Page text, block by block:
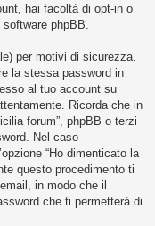
hai facoltà di opt-in o
phpBB.
per motivi di sicurezza.
la stessa password in
al tuo account su
Ricorda che in
forum”, phpBB o terzi
Nel caso
“Ho dimenticato la
questo procedimento ti
in modo che il
che ti permetterà di